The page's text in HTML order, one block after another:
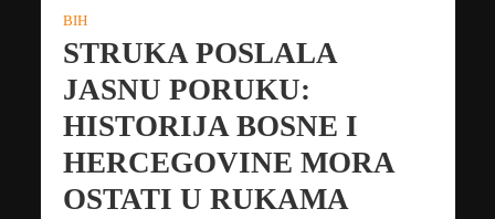
BIH
STRUKA POSLALA
JASNU PORUKU:
HISTORIJA BOSNE I
HERCEGOVINE MORA
OSTATI U RUKAMA